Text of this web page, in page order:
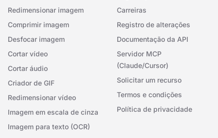
Redimensionar imagem
Comprimir imagem
Desfocar imagem
Cortar vídeo
Cortar áudio
Criador de GIF
Redimensionar vídeo
Imagem em escala de cinza
Imagem para texto (OCR)
Carreiras
Registro de alterações
Documentação da API
Servidor MCP
(Claude/Cursor)
Solicitar um recurso
Termos e condições
Política de privacidade